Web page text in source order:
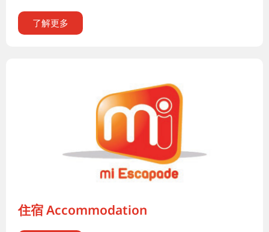
了解更多
住宿 Accommodation